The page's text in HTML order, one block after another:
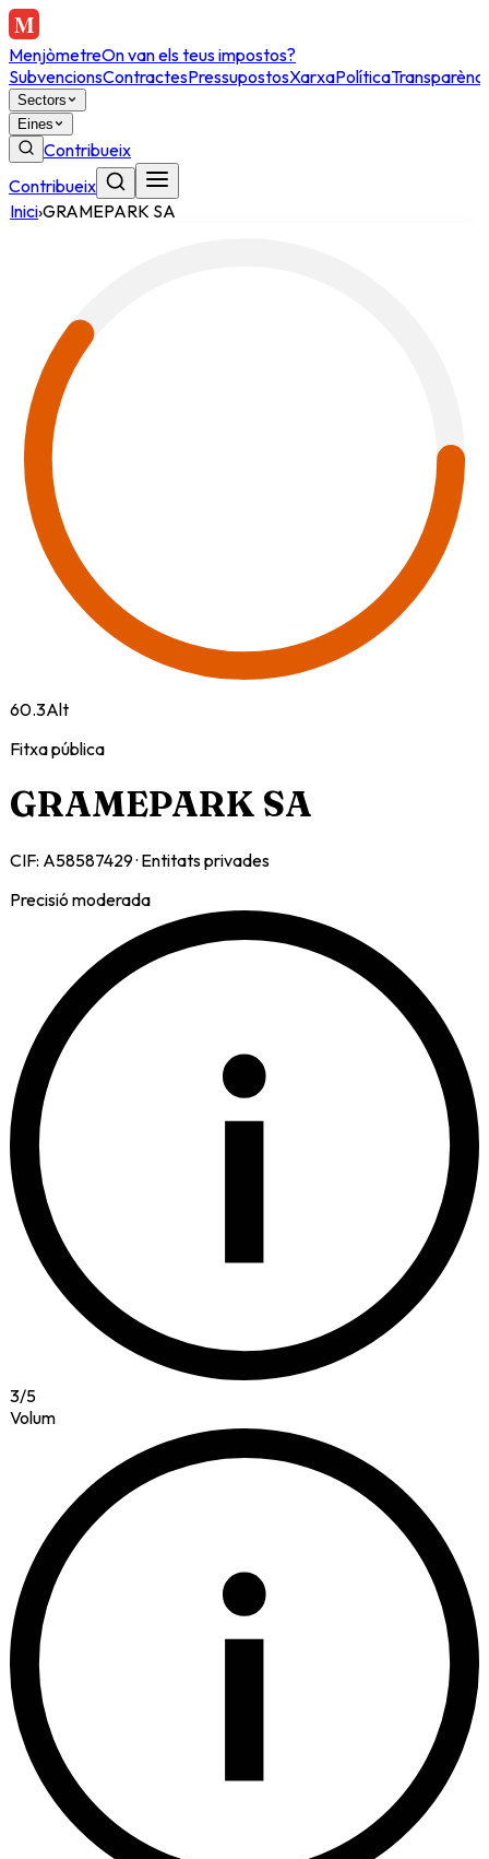
MenjòmetreOn van els teus impostos?
SubvencionsContractesPressupostosXarxaPolítica
Sectors
Eines
Contribueix
Contribueix
Inici›GRAMEPARK SA
60.3Alt
Fitxa pública
GRAMEPARK SA
CIF: A58587429· Entitats privades
Precisió moderada
i
3/5
Volum
i